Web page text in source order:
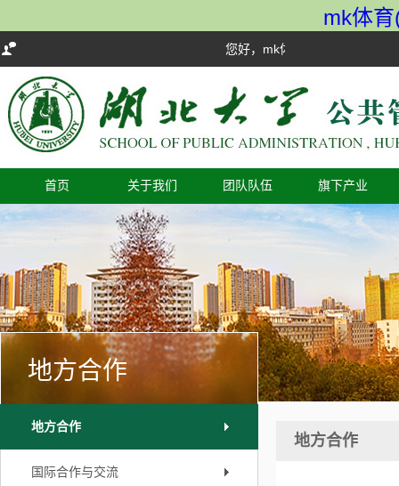
mk体
您好，mk体育欢迎您！
首页 关于我们 团队队伍 旗下产业
地方合作
地方合作
国际合作与交流
地方合作